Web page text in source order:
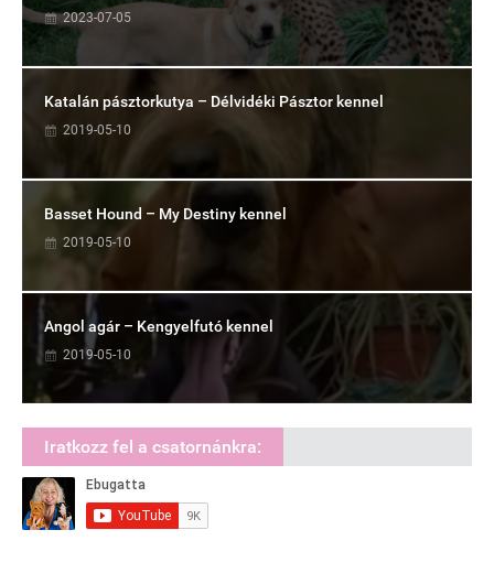
2023-07-05
Katalán pásztorkutya – Délvidéki Pásztor kennel
2019-05-10
Basset Hound – My Destiny kennel
2019-05-10
Angol agár – Kengyelfutó kennel
2019-05-10
Iratkozz fel a csatornánkra: